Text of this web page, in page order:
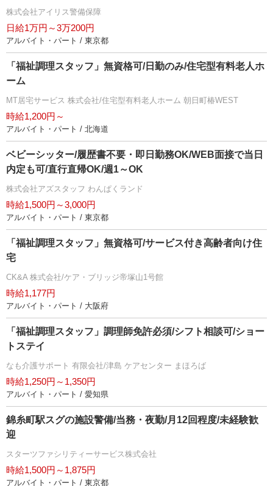
株式会社アイリス警備保障
日給1万円～3万200円
アルバイト・パート / 東京都
「福祉調理スタッフ」無資格可/日勤のみ/住宅型有料老人ホ
ーム
MT居宅サービス 株式会社/住宅型有料老人ホーム 朝日町椿WEST
時給1,200円～
アルバイト・パート / 北海道
ベビーシッター/履歴書不要・即日勤務OK/WEB面接で当日
内定も可/直行直帰OK/週1～OK
株式会社アズスタッフ わんぱくランド
時給1,500円～3,000円
アルバイト・パート / 東京都
「福祉調理スタッフ」無資格可/サービス付き高齢者向け住
宅
CK&A 株式会社/ケア・ブリッジ帝塚山1号館
時給1,177円
アルバイト・パート / 大阪府
「福祉調理スタッフ」調理師免許必須/シフト相談可/ショー
トステイ
なも介護サポート 有限会社/津島 ケアセンター まほろば
時給1,250円～1,350円
アルバイト・パート / 愛知県
錦糸町駅スグの施設警備/当務・夜勤/月12回程度/未経験歓
迎
スターツファシリティーサービス株式会社
時給1,500円～1,875円
アルバイト・パート / 東京都